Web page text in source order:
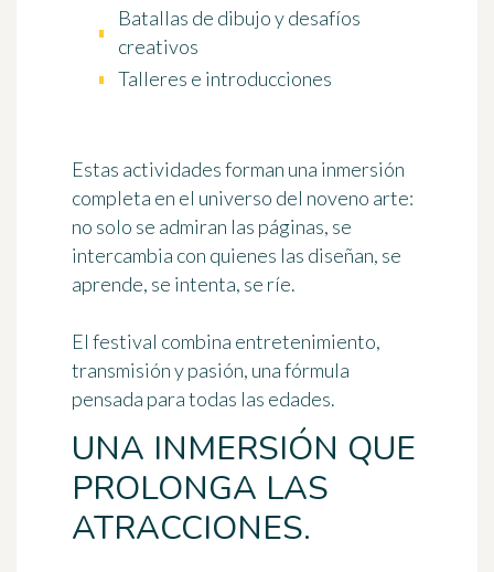
Batallas de dibujo y desafíos
creativos
Talleres e introducciones
Estas actividades forman una inmersión
completa en el universo del noveno arte:
no solo se admiran las páginas, se
intercambia con quienes las diseñan, se
aprende, se intenta, se ríe.
El festival combina entretenimiento,
transmisión y pasión, una fórmula
pensada para todas las edades.
UNA INMERSIÓN QUE
PROLONGA LAS
ATRACCIONES.